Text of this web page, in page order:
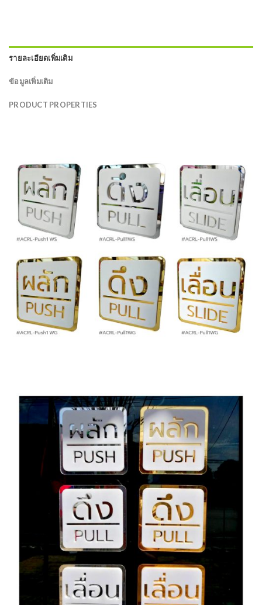
รายละเอียดเพิ่มเติม
ข้อมูลเพิ่มเติม
PRODUCT PROPERTIES